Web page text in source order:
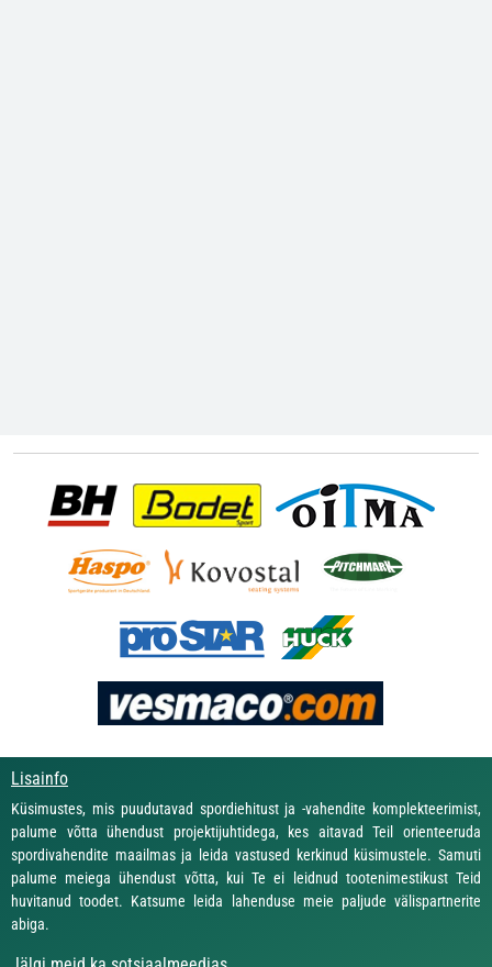
Lisainfo
Küsimustes, mis puudutavad spordiehitust ja -vahendite komplekteerimist,
palume võtta ühendust projektijuhtidega, kes aitavad Teil orienteeruda
spordivahendite maailmas ja leida vastused kerkinud küsimustele. Samuti
palume meiega ühendust võtta, kui Te ei leidnud tootenimestikust Teid
huvitanud toodet. Katsume leida lahenduse meie paljude välispartnerite
abiga.